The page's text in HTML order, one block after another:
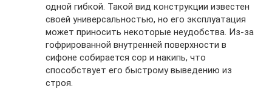
одной гибкой. Такой вид конструкции известен
своей универсальностью, но его эксплуатация
может приносить некоторые неудобства. Из-за
гофрированной внутренней поверхности в
сифоне собирается сор и накипь, что
способствует его быстрому выведению из
строя.